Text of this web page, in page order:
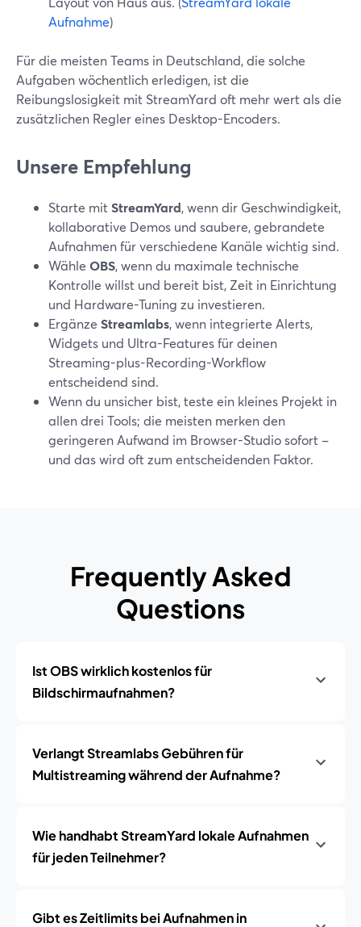
Aufnahme)
Für die meisten Teams in Deutschland, die solche
Aufgaben wöchentlich erledigen, ist die
Reibungslosigkeit mit StreamYard oft mehr wert als die
zusätzlichen Regler eines Desktop-Encoders.
Unsere Empfehlung
Starte mitStreamYard, wenn dir Geschwindigkeit,
kollaborative Demos und saubere, gebrandete
Aufnahmen für verschiedene Kanäle wichtig sind.
Wähle OBS, wenn du maximale technische
Kontrolle willst und bereit bist, Zeit in Einrichtung
und Hardware-Tuning zu investieren.
Ergänze Streamlabs, wenn integrierte Alerts,
Widgets und Ultra-Features für deinen
Streaming-plus-Recording-Workflow
entscheidend sind.
Wenn du unsicher bist, teste ein kleines Projekt in
allen drei Tools; die meisten merken den
geringeren Aufwand im Browser-Studio sofort –
und das wird oft zum entscheidenden Faktor.
Frequently Asked
Questions
Ist OBS wirklich kostenlos für
Bildschirmaufnahmen?
Verlangt Streamlabs Gebühren für
Multistreaming während der Aufnahme?
Wie handhabt StreamYard lokale Aufnahmen
für jeden Teilnehmer?
Gibt es Zeitlimits bei Aufnahmen in